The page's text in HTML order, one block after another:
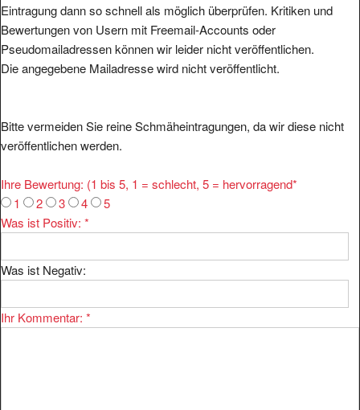
Eintragung dann so schnell als möglich überprüfen. Kritiken und
Bewertungen von Usern mit Freemail-Accounts oder
Pseudomailadressen können wir leider nicht veröffentlichen.
Die angegebene Mailadresse wird nicht veröffentlicht.
Bitte vermeiden Sie reine Schmäheintragungen, da wir diese nicht
veröffentlichen werden.
Ihre Bewertung: (1 bis 5, 1 = schlecht, 5 = hervorragend*
1
2 3 4
5
Was ist Positiv: *
Was ist Negativ:
Ihr Kommentar: *